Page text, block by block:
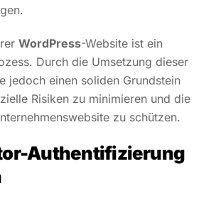
WordPress-Website ist ein
Durch die Umsetzung dieser
jedoch einen soliden Grundstein
Risiken zu minimieren und die
zu schützen.
Authentifizierung